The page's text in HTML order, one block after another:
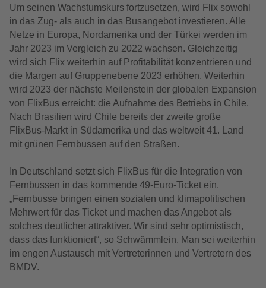
Um seinen Wachstumskurs fortzusetzen, wird Flix sowohl
in das Zug- als auch in das Busangebot investieren. Alle
Netze in Europa, Nordamerika und der Türkei werden im
Jahr 2023 im Vergleich zu 2022 wachsen. Gleichzeitig
wird sich Flix weiterhin auf Profitabilität konzentrieren und
die Margen auf Gruppenebene 2023 erhöhen. Weiterhin
wird 2023 der nächste Meilenstein der globalen Expansion
von FlixBus erreicht: die Aufnahme des Betriebs in Chile.
Nach Brasilien wird Chile bereits der zweite große
FlixBus-Markt in Südamerika und das weltweit 41. Land
mit grünen Fernbussen auf den Straßen.
In Deutschland setzt sich FlixBus für die Integration von
Fernbussen in das kommende 49-Euro-Ticket ein.
„Fernbusse bringen einen sozialen und klimapolitischen
Mehrwert für das Ticket und machen das Angebot als
solches deutlicher attraktiver. Wir sind sehr optimistisch,
dass das funktioniert“, so Schwämmlein. Man sei weiterhin
im engen Austausch mit Vertreterinnen und Vertretern des
BMDV.